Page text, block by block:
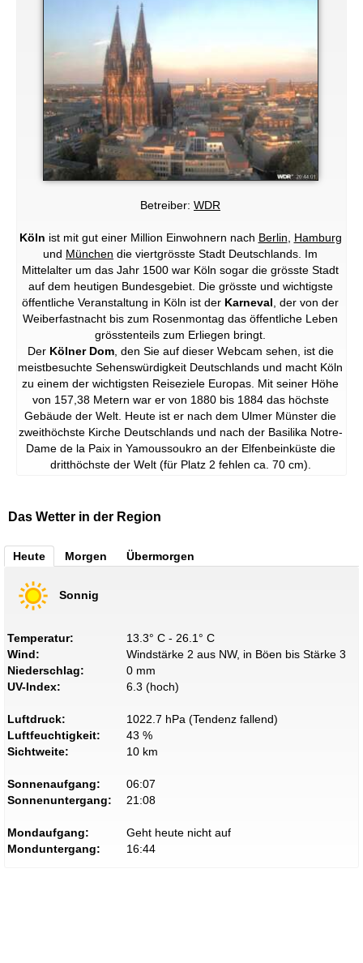
Betreiber: WDR
Köln ist mit gut einer Million Einwohnern nach Berlin
Hamburg
und München die viertgrösste Stadt Deutschlands. Im
Mittelalter um das Jahr 1500 war Köln sogar die grösste Stadt
auf dem heutigen Bundesgebiet. Die grösste und wichtigste
öffentliche Veranstaltung in Köln ist der Karneval , der von der
Weiberfastnacht bis zum Rosenmontag das öffentliche Leben
grösstenteils zum Erliegen bringt.
Der Kölner Dom, den Sie auf dieser Webcam sehen, ist die
meistbesuchte Sehenswürdigkeit Deutschlands und macht Köln
zu einem der wichtigsten Reiseziele Europas. Mit seiner Höhe
von 157,38 Metern war er von 1880 bis 1884 das höchste
Gebäude der Welt. Heute ist er nach dem Ulmer Münster die
zweithöchste Kirche Deutschlands und nach der Basilika Notre-
Dame de la Paix in Yamoussoukro an der Elfenbeinküste die
dritthöchste der Welt (für Platz 2 fehlen ca. 70 cm).
Das Wetter in der Region
Heute Morgen Übermorgen
Sonnig
Temperatur:
13.3° C - 26.1° C
Wind:
Windstärke 2 aus NW, in Böen bis Stärke 3
Niederschlag:
0 mm
UV-Index:
6.3 (hoch)
Luftdruck:
1022.7 hPa (Tendenz fallend)
Luftfeuchtigkeit:
43 %
Sichtweite:
10 km
Sonnenaufgang:
06:07
Sonnenuntergang:
21:08
Mondaufgang:
Geht heute nicht auf
Monduntergang:
16:44